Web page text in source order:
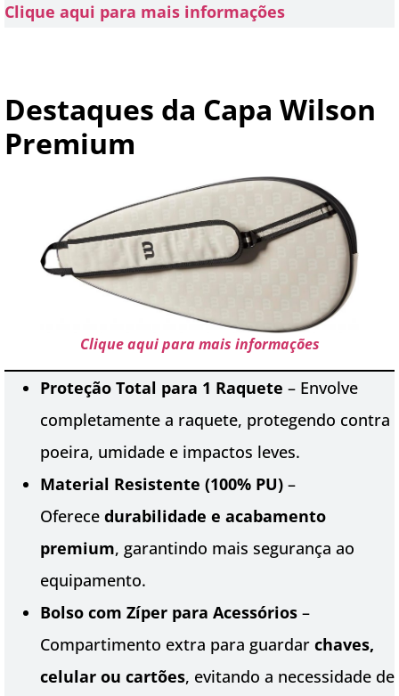
Clique aqui para mais informações
Destaques da Capa Wilson
Premium
Clique aqui para mais informações
Proteção Total para 1 Raquete – Envolve
completamente a raquete, protegendo contra
poeira, umidade e impactos leves.
Material Resistente (100% PU) –
Oferece durabilidade e acabamento
premium, garantindo mais segurança ao
equipamento.
Bolso com Zíper para Acessórios –
Compartimento extra para guardar chaves,
celular ou cartões, evitando a necessidade de